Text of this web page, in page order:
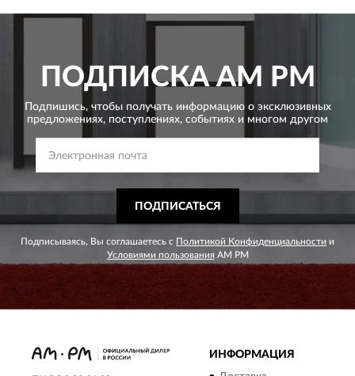
ПОДПИСКАAM PM
Подпишись, чтобы получать информацию о эксклюзивных
предложениях, поступлениях, событиях и многом другом
ПОДПИСАТЬСЯ
Подписываясь, Вы соглашаетесь с Политикой Конфиденциальности и
Условиями пользования AM PM
ИНФОРМАЦИЯ